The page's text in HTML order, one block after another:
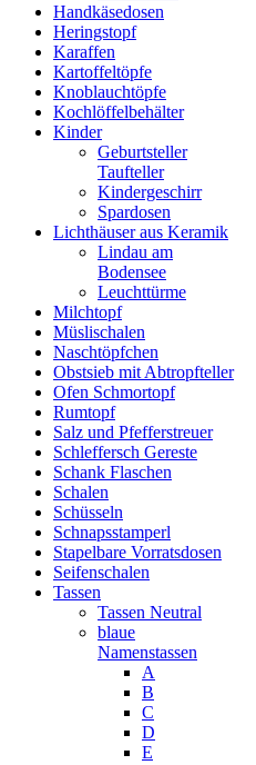
Handkäsedosen
Heringstopf
Karaffen
Kartoffeltöpfe
Knoblauchtöpfe
Kochlöffelbehälter
Kinder
Geburtsteller
Taufteller
Kindergeschirr
Spardosen
Lichthäuser aus Keramik
Lindau am
Bodensee
Leuchttürme
Milchtopf
Müslischalen
Naschtöpfchen
Obstsieb mit Abtropfteller
Ofen Schmortopf
Rumtopf
Salz und Pfefferstreuer
Schleffersch Gereste
Schank Flaschen
Schalen
Schüsseln
Schnapsstamperl
Stapelbare Vorratsdosen
Seifenschalen
Tassen
Tassen Neutral
blaue
Namenstassen
A
B
C
D
E